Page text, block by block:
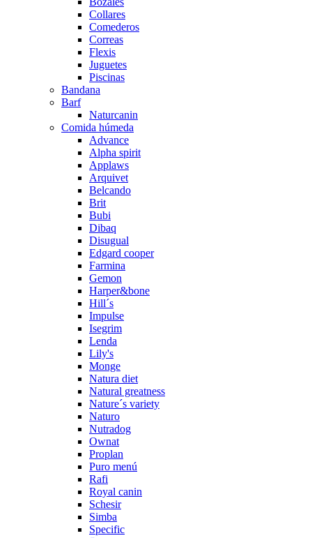
Collares
Comederos
Correas
Flexis
Juguetes
Piscinas
Bandana
Barf
Naturcanin
Comida húmeda
Advance
Alpha spirit
Applaws
Arquivet
Belcando
Brit
Bubi
Dibaq
Disugual
Edgard cooper
Farmina
Gemon
Harper&bone
Hill´s
Impulse
Isegrim
Lenda
Lily's
Monge
Natura diet
Natural greatness
Nature´s variety
Naturo
Nutradog
Ownat
Proplan
Puro menú
Rafi
Royal canin
Schesir
Simba
Specific